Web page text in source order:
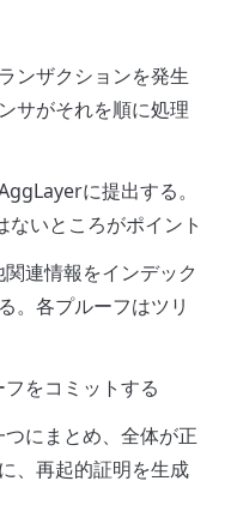
ンザクションを発生
サがそれを順に処理
に提出する。
いところがポイント
連情報をインデック
。各プルーフはツリ
をコミットする
にまとめ、全体が正
、再起的証明を生成